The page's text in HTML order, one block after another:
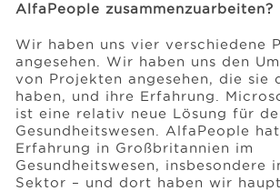
AlfaPeople zusammenzuarbeiten?
Wir haben uns vier verschiedene
angesehen. Wir haben uns den
von Projekten angesehen, die sie
haben, und ihre Erfahrung.
ist eine relativ neue Lösung für
Gesundheitswesen. AlfaPeople
Erfahrung in Großbritannien im
Gesundheitswesen, insbesondere
Sektor – und dort haben wir